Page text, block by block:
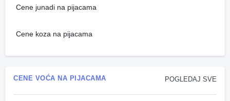
Cene junadi na pijacama
Cene koza na pijacama
POGLEDAJ SVE
CENE VOĆA NA PIJACAMA